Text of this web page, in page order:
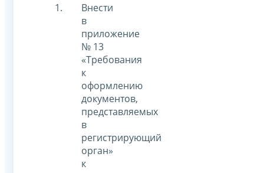
Внести
в
приложение
№ 13
«Требования
к
оформлению
документов,
представляемых
в
регистрирующий
орган»
к